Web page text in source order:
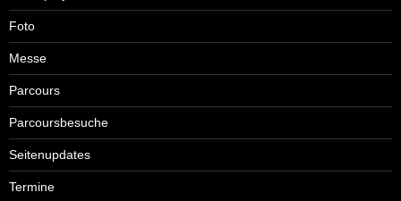
Foto
Messe
Parcours
Parcoursbesuche
Seitenupdates
Termine